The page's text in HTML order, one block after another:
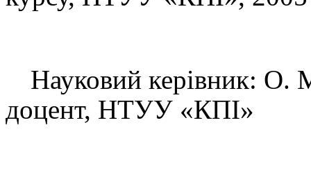
Науковий керівник: О.
доцент, НТУУ «КПІ»